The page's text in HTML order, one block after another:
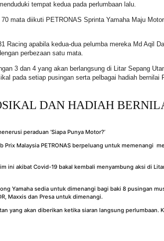
tempat kedua pada perlumbaan lalu.
mata diikuti PETRONAS Sprinta Yamaha Maju
apabila kedua-dua pelumba mereka Md Aqil
perbezaan satu mata.
3 dan 4 yang akan berlangsung di Litar Sepang
pada setiap pusingan serta pelbagai hadiah bernilai
DAN HADIAH
Malaysia PETRONAS berpeluang untuk memenangi
akibat Covid-19 bakal kembali menyambung aksi di
Yamaha sedia untuk dimenangi bagi baki 8 pusingan
Maxxis dan Presa untuk dimenangi.
akan diberikan ketika siaran langsung perlumbaan.